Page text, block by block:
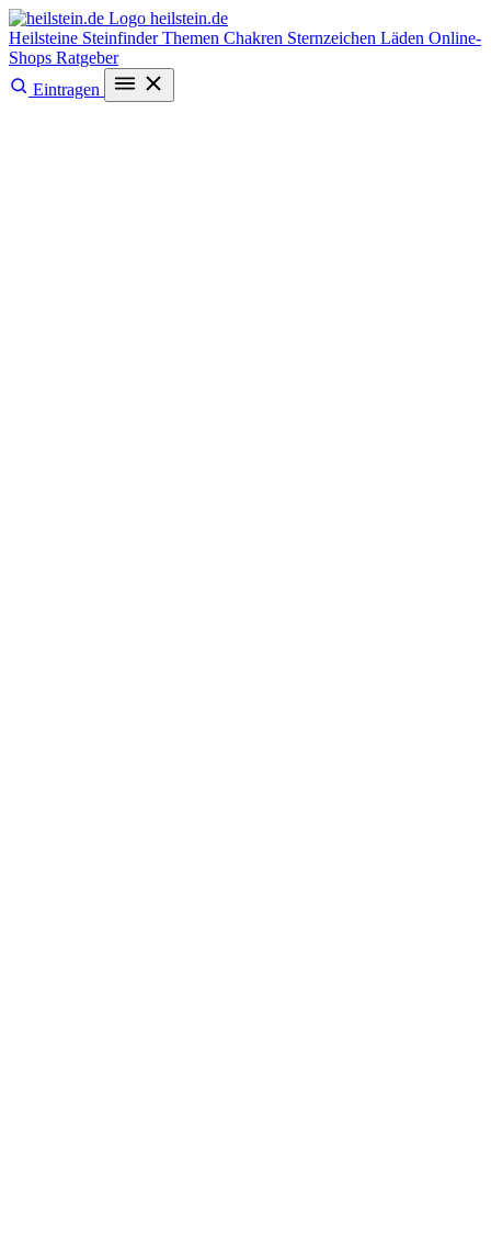
heilstein.de
Heilsteine SteinfinderThemen Chakren Sternzeichen Läden Online-
Shops Ratgeber
Eintragen